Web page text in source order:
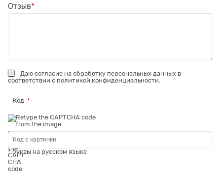
Отзыв
Даю согласие на обработку персональных данных в
соответствии с политикой конфиденциальности
Код
* буквы на русском языке